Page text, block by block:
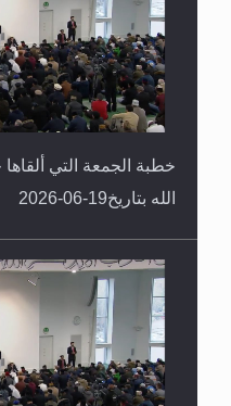
خطبة الجمعة التي
الله بتاريخ19-06-2026